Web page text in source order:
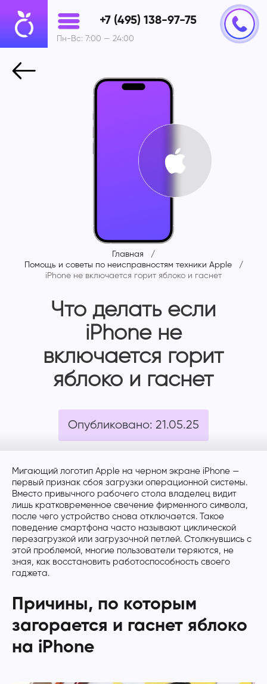
+7 (495) 138-97-75
Пн-Вс: 7:00 — 24:00
Главная
Помощь и советы по неисправностям техники Apple
iPhone не включается горит яблоко и гаснет
Что делать если
iPhone не
включается горит
яблоко и гаснет
Опубликовано: 21.05.25
Мигающий логотип Apple на черном экране iPhone —
первый признак сбоя загрузки операционной системы.
Вместо привычного рабочего стола владелец видит
лишь кратковременное свечение фирменного символа,
после чего устройство снова отключается. Такое
поведение смартфона часто называют циклической
перезагрузкой или загрузочной петлей. Столкнувшись с
этой проблемой, многие пользователи теряются, не
зная, как восстановить работоспособность своего
гаджета.
Причины, по которым
загорается и гаснет яблоко
на iPhone